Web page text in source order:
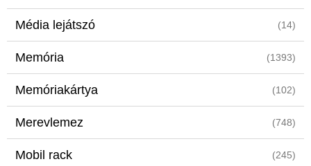
Média lejátszó (14)
Memória (1393)
Memóriakártya (102)
Merevlemez (748)
Mobil rack (245)